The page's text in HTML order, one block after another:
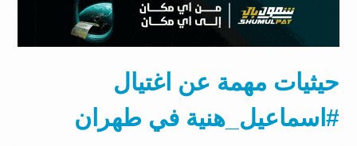
حيثيات مهمة عن اغتيال
‎#اسماعيل_هنية في طهران